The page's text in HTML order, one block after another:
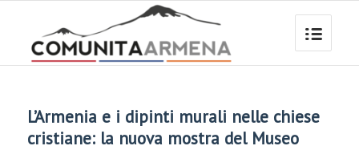
L’Armenia e i dipinti murali nelle chiese
cristiane: la nuova mostra del Museo